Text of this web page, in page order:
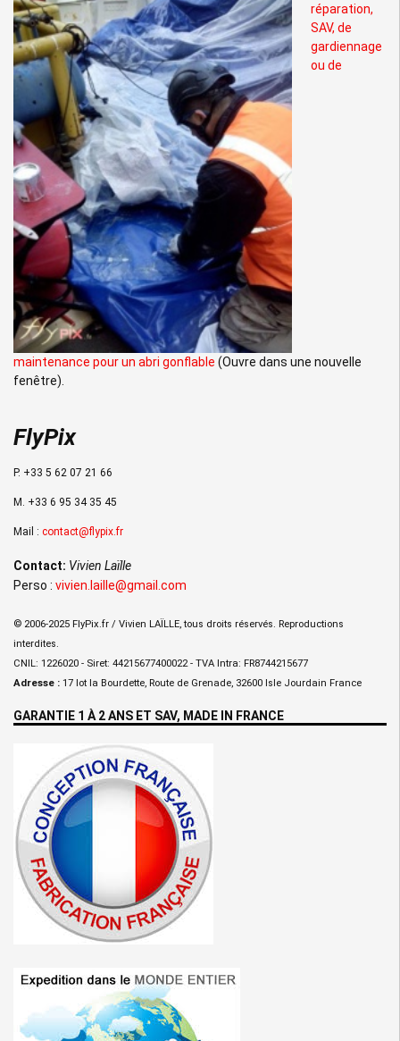
réparation,
SAV, de
gardiennage
ou de
maintenance pour un abri gonflable (Ouvre dans une nouvelle
fenêtre).
FlyPix
P. +33 5 62 07 21 66
M. +33 6 95 34 35 45
Mail : contact@flypix.fr
Contact: Vivien Laïlle
Perso : vivien.laille@gmail.com
© 2006-2025 FlyPix.fr / Vivien LAÏLLE, tous droits réservés. Reproductions
interdites.
CNIL: 1226020 - Siret: 44215677400022 - TVA Intra: FR8744215677
Adresse : 17 lot la Bourdette, Route de Grenade, 32600 Isle Jourdain France
GARANTIE 1 À 2 ANS ET SAV, MADE IN FRANCE